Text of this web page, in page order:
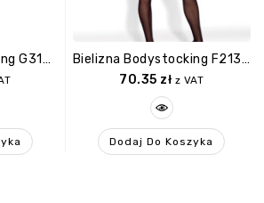
Bielizna Bodystocking G310 S/M/L
Bielizna Bodystocking F213 XL/XXL
70.35 zł z VAT
Dodaj Do Koszyka